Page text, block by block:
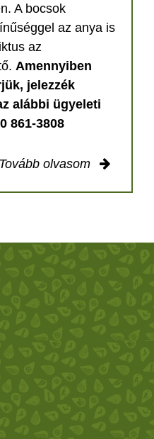
A bocsok
az anya is
az
Amennyiben
jelezzék
alábbi ügyeleti
861-3808
Tovább olvasom